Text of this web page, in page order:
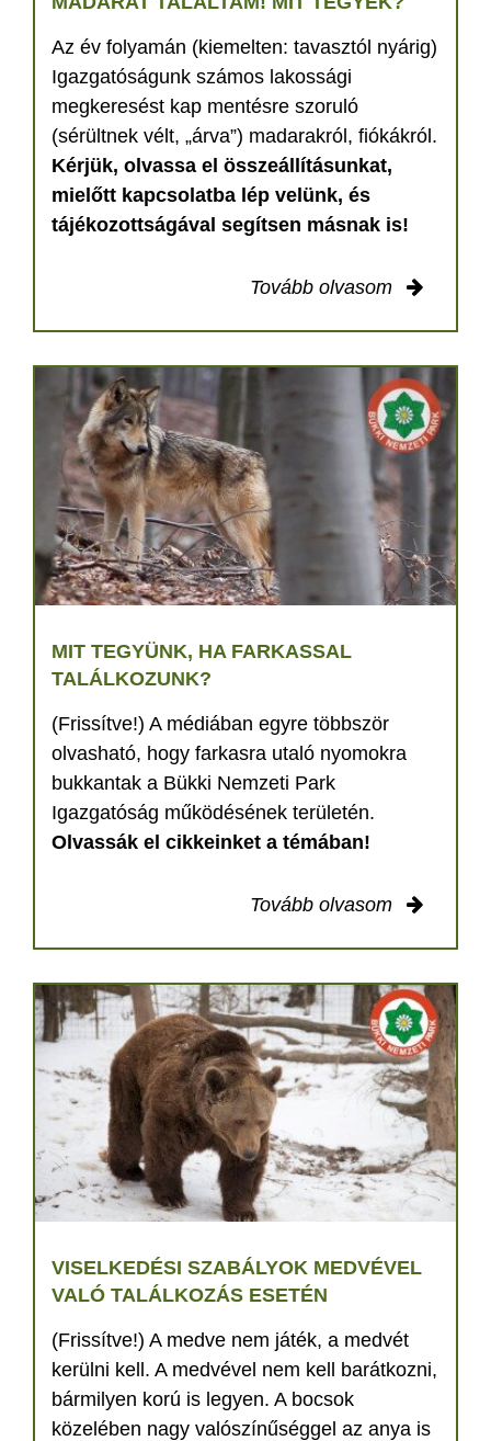
Az év folyamán (kiemelten: tavasztól nyárig)
Igazgatóságunk számos lakossági
megkeresést kap mentésre szoruló
(sérültnek vélt, „árva”) madarakról, fiókákról.
Kérjük, olvassa el összeállításunkat,
mielőtt kapcsolatba lép velünk, és
tájékozottságával segítsen másnak is!
Tovább olvasom
MIT TEGYÜNK, HA FARKASSAL
TALÁLKOZUNK?
(Frissítve!) A médiában egyre többször
olvasható, hogy farkasra utaló nyomokra
bukkantak a Bükki Nemzeti Park
Igazgatóság működésének területén.
Olvassák el cikkeinket a témában!
Tovább olvasom
VISELKEDÉSI SZABÁLYOK MEDVÉVEL
VALÓ TALÁLKOZÁS ESETÉN
(Frissítve!) A medve nem játék, a medvét
kerülni kell. A medvével nem kell barátkozni,
bármilyen korú is legyen. A bocsok
közelében nagy valószínűséggel az anya is